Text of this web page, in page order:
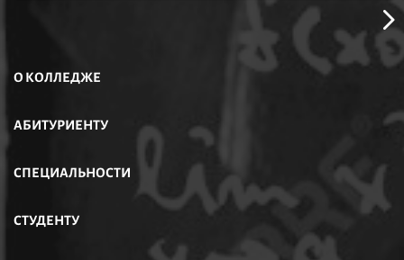
О КОЛЛЕДЖЕ
АБИТУРИЕНТУ
СПЕЦИАЛЬНОСТИ
СТУДЕНТУ